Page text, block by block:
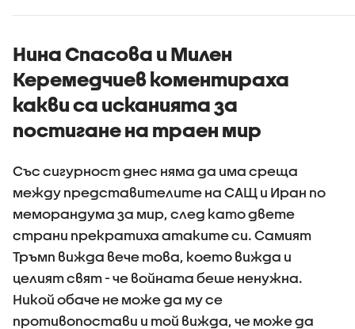
проследяване на
гласа
Нина Спасова и Милен
Керемедчиев коментираха
какви са исканията за
постигане на траен мир
Със сигурност днес няма да има среща
между представителите на САЩ и Иран по
меморандума за мир, след като двете
страни прекратиха атаките си. Самият
Тръмп вижда вече това, което вижда и
целият свят - че войната беше ненужна.
Никой обаче не може да му се
противопостави и той вижда, че може да